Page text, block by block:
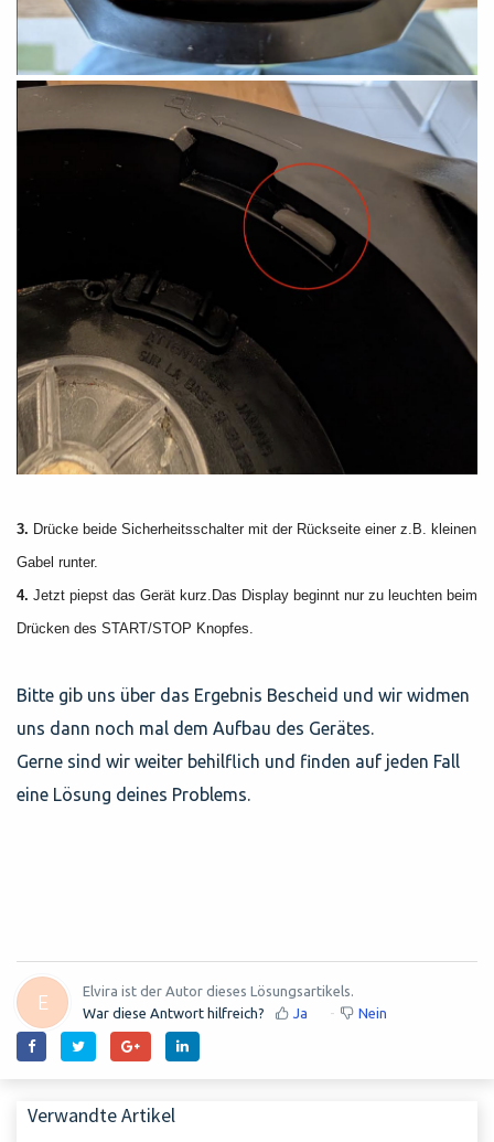
3. Drücke beide Sicherheitsschalter mit der Rückseite einer z.B. kleinen
Gabel runter.
4. Jetzt piepst das Gerät kurz.Das Display beginnt nur zu leuchten beim
Drücken des START/STOP Knopfes.
Bitte gib uns über das Ergebnis Bescheid und wir widmen
uns dann noch mal dem Aufbau des Gerätes.
Gerne sind wir weiter behilflich und finden auf jeden Fall
eine Lösung deines Problems.
E
Elvira ist der Autor dieses Lösungsartikels.
War diese Antwort hilfreich?
Ja Nein
Verwandte Artikel